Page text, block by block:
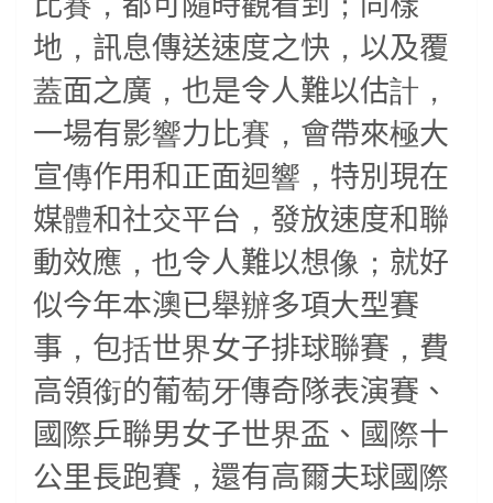
地 ， 訊息傳送速度之快 ， 以及覆
蓋面之廣 ， 也是令人難以估計，
一場有影響力比賽， 會帶來極大
宣傳作用和正面迴響， 特別現在
媒體和社交平台 ， 發放速度和聯
動效應 ，也令人難以想像； 就好
似今年本澳已舉辦多項大型賽
事 ， 包括世界女子排球聯賽 ， 費
高領銜的葡萄牙傳奇隊表演賽、
國 際乒聯男女子世界盃、國 際十
公里長跑賽 ， 還有高爾夫球國 際